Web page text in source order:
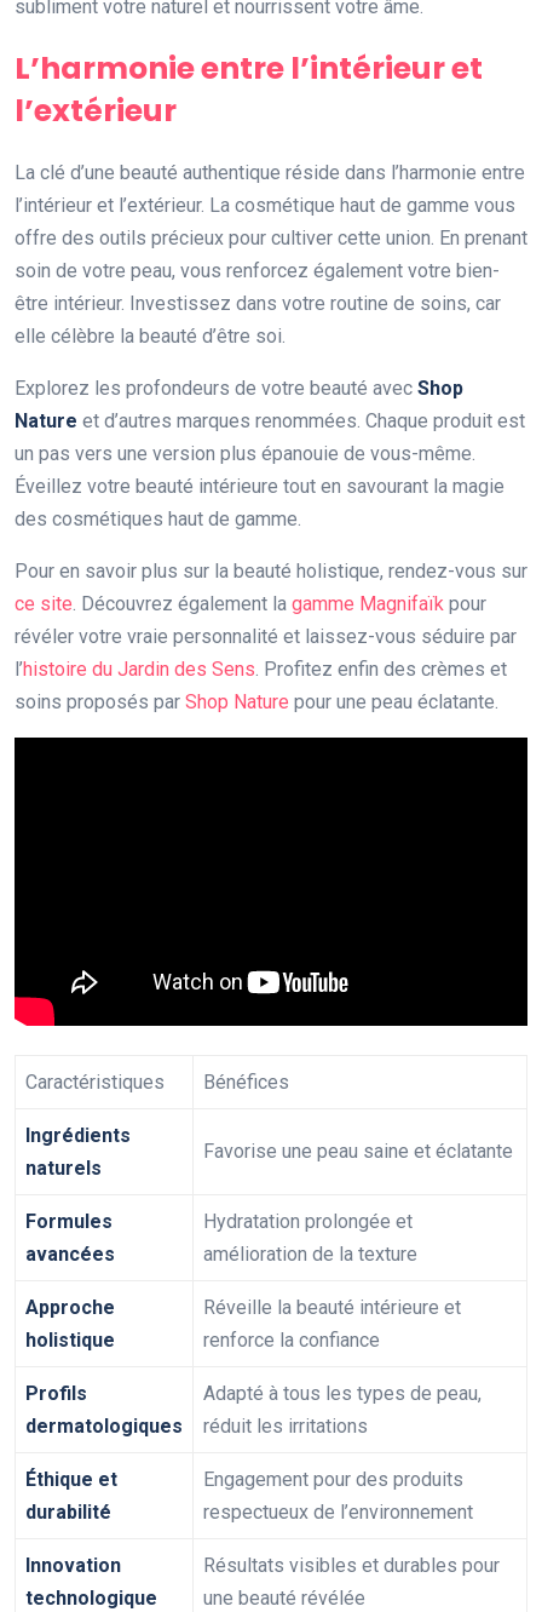
subliment votre naturel et nourrissent votre âme.
L’harmonie entre l’intérieur et
l’extérieur
La clé d’une beauté authentique réside dans l’harmonie entre
l’intérieur et l’extérieur. La cosmétique haut de gamme vous
offre des outils précieux pour cultiver cette union. En prenant
soin de votre peau, vous renforcez également votre bien-
être intérieur. Investissez dans votre routine de soins, car
elle célèbre la beauté d’être soi.
Explorez les profondeurs de votre beauté avec Shop
Nature et d’autres marques renommées. Chaque produit est
un pas vers une version plus épanouie de vous-même.
Éveillez votre beauté intérieure tout en savourant la magie
des cosmétiques haut de gamme.
Pour en savoir plus sur la beauté holistique, rendez-vous sur
ce site. Découvrez également la gamme Magnifaïk pour
révéler votre vraie personnalité et laissez-vous séduire par
l’histoire du Jardin des Sens. Profitez enfin des crèmes et
soins proposés par Shop Nature pour une peau éclatante.
Caractéristiques Bénéfices
Ingrédients
naturels
Favorise une peau saine et éclatante
Formules
avancées
Hydratation prolongée et
amélioration de la texture
Approche
holistique
Réveille la beauté intérieure et
renforce la confiance
Profils
dermatologiques
Adapté à tous les types de peau,
réduit les irritations
Éthique et
durabilité
Engagement pour des produits
respectueux de l’environnement
Innovation
technologique
Résultats visibles et durables pour
une beauté révélée